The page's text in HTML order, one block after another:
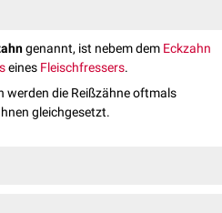
genannt, ist nebem dem Eckzahn
eines Fleischfressers.
werden die Reißzähne oftmals
gleichgesetzt.